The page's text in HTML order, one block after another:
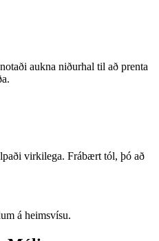
aukna niðurhal til að prenta
virkilega. Frábært tól, þó að
á heimsvísu.